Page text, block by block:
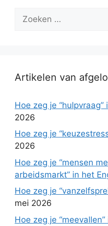
naar:
Artikelen van
Hoe zeg je “hulpvraag”
2026
Hoe zeg je
2026
Hoe zeg je “mensen
arbeidsmarkt” in het
Hoe zeg je
mei 2026
Hoe zeg je